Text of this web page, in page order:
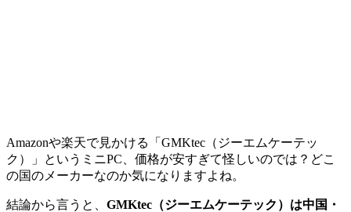
Amazonや楽天で見かける「GMKtec（ジーエムケーテッ
ク）」というミニPC、価格が安すぎて怪しいのでは？どこ
の国のメーカーなのか気になりますよね。
結論から言うと、 GMKtec（ジーエムケーテック）は中国・